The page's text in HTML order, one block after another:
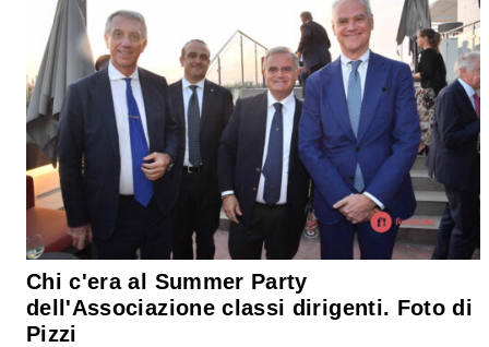
Chi c'era al Summer Party
dell'Associazione classi dirigenti. Foto di
Pizzi